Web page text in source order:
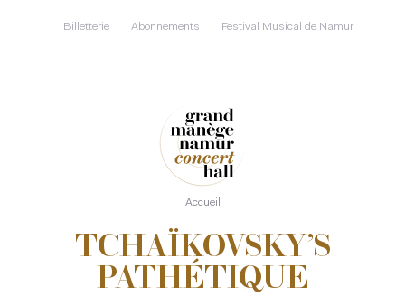
Billetterie Abonnements Festival Musical de Namur
Accueil
TCHAÏKOVSKY’S
PATHÉTIQUE